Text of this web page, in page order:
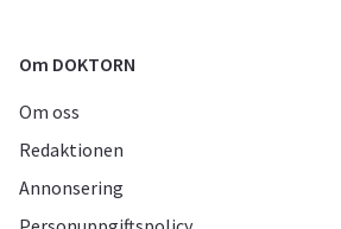
Om DOKTORN
Om oss
Redaktionen
Annonsering